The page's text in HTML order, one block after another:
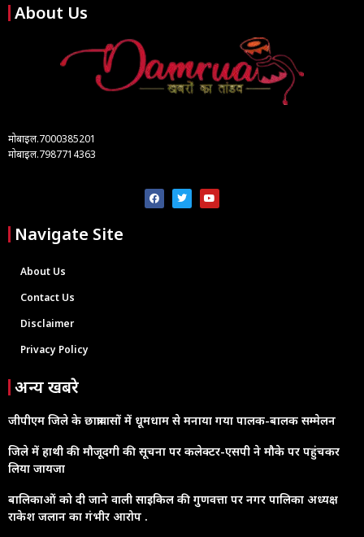
About Us
मोबाइल.7000385201
मोबाइल.7987714363
Navigate Site
About Us
Contact Us
Disclaimer
Privacy Policy
अन्य खबरे
जीपीएम जिले के छात्रावासों में धूमधाम से मनाया गया पालक-बालक सम्मेलन
जिले में हाथी की मौजूदगी की सूचना पर कलेक्टर-एसपी ने मौके पर पहुंचकर
लिया जायजा
बालिकाओं को दी जाने वाली साइकिल की गुणवत्ता पर नगर पालिका अध्यक्ष
राकेश जलान का गंभीर आरोप .